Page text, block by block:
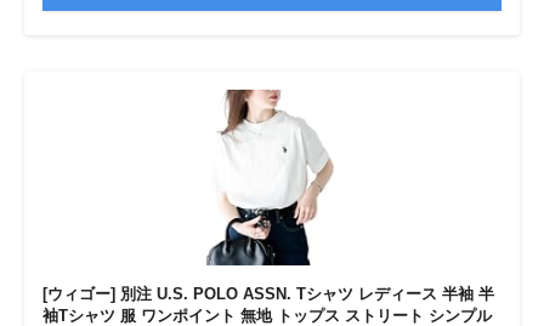
[ウィゴー] 別注 U.S. POLO ASSN. Tシャツ レディース 半袖 半
袖Tシャツ 服 ワンポイント 無地 トップス ストリート シンプル